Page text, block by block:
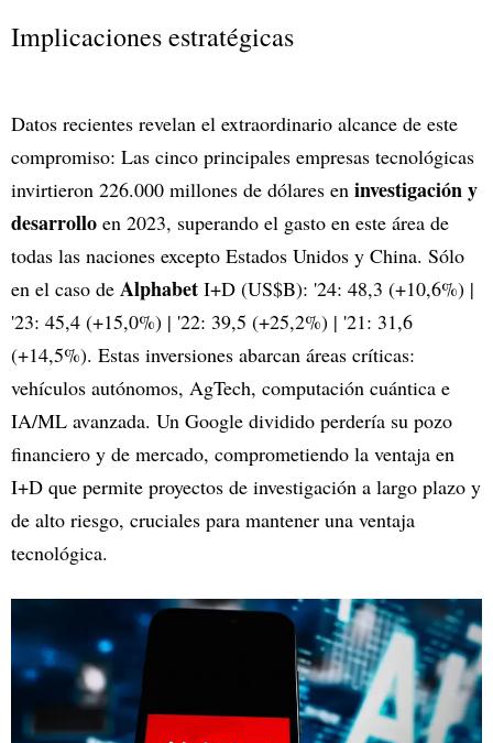
Implicaciones estratégicas
Datos recientes revelan el extraordinario alcance de este
compromiso: Las cinco principales empresas tecnológicas
invirtieron 226.000 millones de dólares en investigación y
desarrollo en 2023, superando el gasto en este área de
todas las naciones excepto Estados Unidos y China. Sólo
en el caso de Alphabet I+D (US$B): '24: 48,3 (+10,6%) |
'23: 45,4 (+15,0%) | '22: 39,5 (+25,2%) | '21: 31,6
(+14,5%). Estas inversiones abarcan áreas críticas:
vehículos autónomos, AgTech, computación cuántica e
IA/ML avanzada. Un Google dividido perdería su pozo
financiero y de mercado, comprometiendo la ventaja en
I+D que permite proyectos de investigación a largo plazo y
de alto riesgo, cruciales para mantener una ventaja
tecnológica.